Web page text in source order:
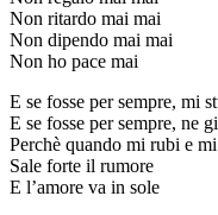
Non ritardo mai mai
Non dipendo mai mai
Non ho pace mai
E se fosse per sempre, mi
E se fosse per sempre, ne
Perchè quando mi rubi e
Sale forte il rumore
E l’amore va in sole